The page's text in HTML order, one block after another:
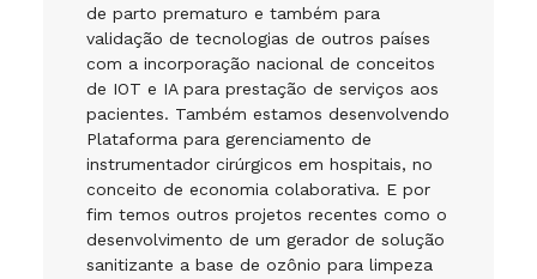
de parto prematuro e também para
validação de tecnologias de outros países
com a incorporação nacional de conceitos
de IOT e IA para prestação de serviços aos
pacientes. Também estamos desenvolvendo
Plataforma para gerenciamento de
instrumentador cirúrgicos em hospitais, no
conceito de economia colaborativa. E por
fim temos outros projetos recentes como o
desenvolvimento de um gerador de solução
sanitizante a base de ozônio para limpeza